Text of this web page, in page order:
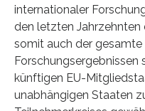
internationaler
den letzten Jahrzehnten
somit auch der gesamte
Forschungsergebnissen
künftigen EU-
unabhängigen Staaten